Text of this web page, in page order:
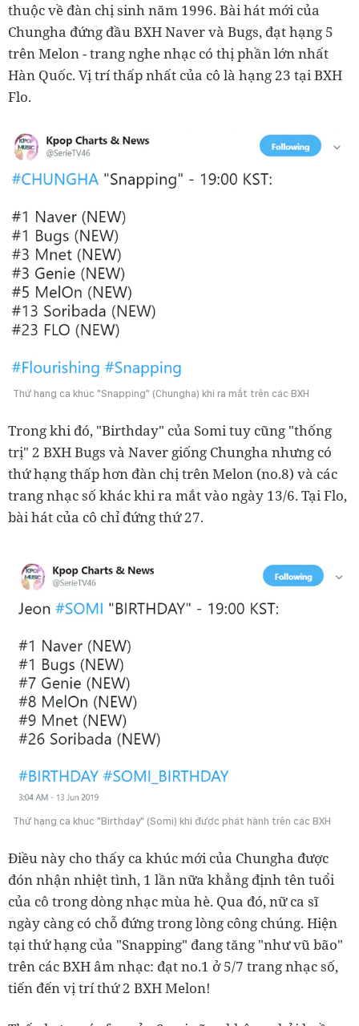
thuộc về đàn chị sinh năm 1996. Bài hát mới của
Chungha đứng đầu BXH Naver và Bugs, đạt hạng 5
trên Melon - trang nghe nhạc có thị phần lớn nhất
Hàn Quốc. Vị trí thấp nhất của cô là hạng 23 tại BXH
Flo.
Thứ hạng ca khúc "Snapping" (Chungha) khi ra mắt trên các BXH
Trong khi đó, "Birthday" của Somi tuy cũng "thống
trị" 2 BXH Bugs và Naver giống Chungha nhưng có
thứ hạng thấp hơn đàn chị trên Melon (no.8) và các
trang nhạc số khác khi ra mắt vào ngày 13/6. Tại Flo,
bài hát của cô chỉ đứng thứ 27.
Thứ hạng ca khúc "Birthday" (Somi) khi được phát hành trên các BXH
Điều này cho thấy ca khúc mới của Chungha được
đón nhận nhiệt tình, 1 lần nữa khẳng định tên tuổi
của cô trong dòng nhạc mùa hè. Qua đó, nữ ca sĩ
ngày càng có chỗ đứng trong lòng công chúng. Hiện
tại thứ hạng của "Snapping" đang tăng "như vũ bão"
trên các BXH âm nhạc: đạt no.1 ở 5/7 trang nhạc số,
tiến đến vị trí thứ 2 BXH Melon!